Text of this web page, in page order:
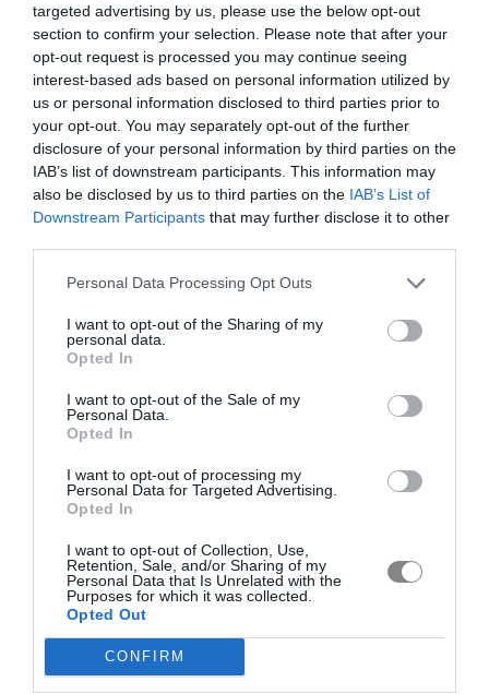
targeted advertising by us, please use the below opt-out
section to confirm your selection. Please note that after your
opt-out request is processed you may continue seeing
interest-based ads based on personal information utilized by
us or personal information disclosed to third parties prior to
your opt-out. You may separately opt-out of the further
disclosure of your personal information by third parties on the
IAB’s list of downstream participants. This information may
also be disclosed by us to third parties on the IAB’s List of
Downstream Participants that may further disclose it to other
Personal Data Processing Opt Outs
I want to opt-out of the Sharing of my
personal data.
Opted In
I want to opt-out of the Sale of my
Personal Data.
Opted In
I want to opt-out of processing my
Personal Data for Targeted Advertising.
Opted In
I want to opt-out of Collection, Use,
Retention, Sale, and/or Sharing of my
Personal Data that Is Unrelated with the
Purposes for which it was collected.
Opted Out
CONFIRM